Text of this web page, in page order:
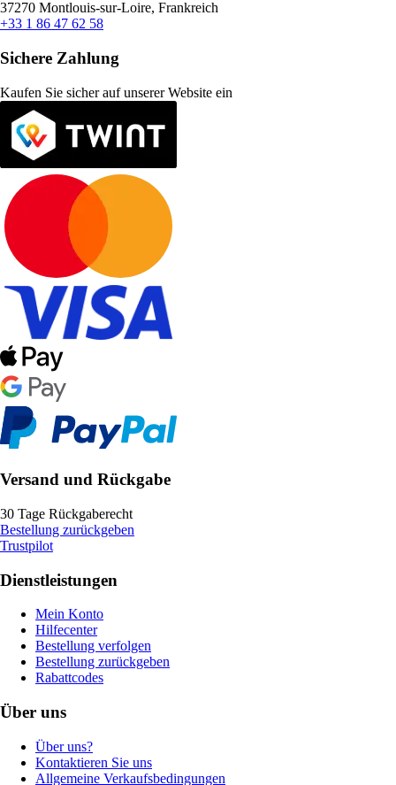
37270 Montlouis-sur-Loire, Frankreich
+33 1 86 47 62 58
Sichere Zahlung
Kaufen Sie sicher auf unserer Website ein
Versand und Rückgabe
30 Tage Rückgaberecht
Bestellung zurückgeben
Trustpilot
Dienstleistungen
Mein Konto
Hilfecenter
Bestellung verfolgen
Bestellung zurückgeben
Rabattcodes
Über uns
Über uns?
Kontaktieren Sie uns
Allgemeine Verkaufsbedingungen